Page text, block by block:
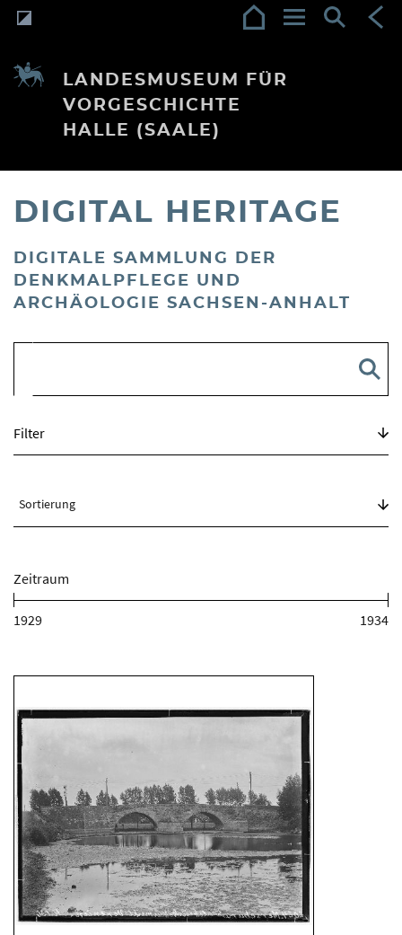
LANDESMUSEUM FÜR
VORGESCHICHTE
HALLE (SAALE)
DIGITAL HERITAGE
DIGITALE SAMMLUNG DER
DENKMALPFLEGE UND
ARCHÄOLOGIE SACHSEN-ANHALT
Filter
Zeitraum
1929 1934